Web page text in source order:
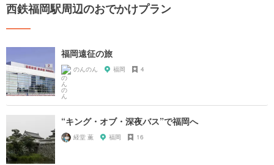
西鉄福岡駅周辺のおでかけプラン
福岡遠征の旅
のんのん 福岡 4
“キング・オブ・深夜バス”で福岡へ
経堂 薫 福岡 16